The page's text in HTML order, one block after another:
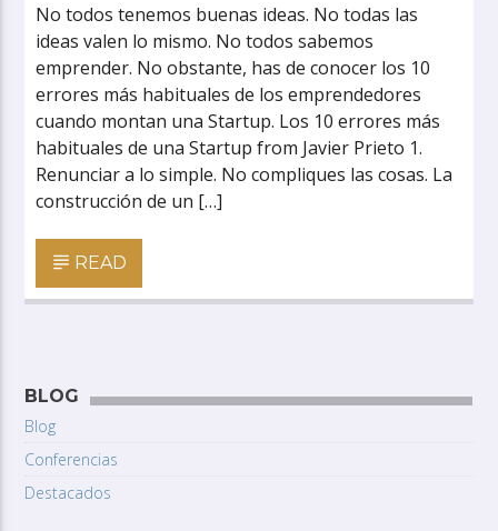
No todos tenemos buenas ideas. No todas las
ideas valen lo mismo. No todos sabemos
emprender. No obstante, has de conocer los 10
errores más habituales de los emprendedores
cuando montan una Startup. Los 10 errores más
habituales de una Startup from Javier Prieto 1.
Renunciar a lo simple. No compliques las cosas. La
construcción de un […]
READ
BLOG
Blog
Conferencias
Destacados